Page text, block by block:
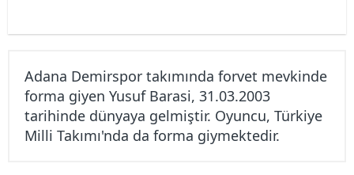
Adana Demirspor takımında forvet mevkinde
forma giyen Yusuf Barasi, 31.03.2003
tarihinde dünyaya gelmiştir. Oyuncu, Türkiye
Milli Takımı'nda da forma giymektedir.